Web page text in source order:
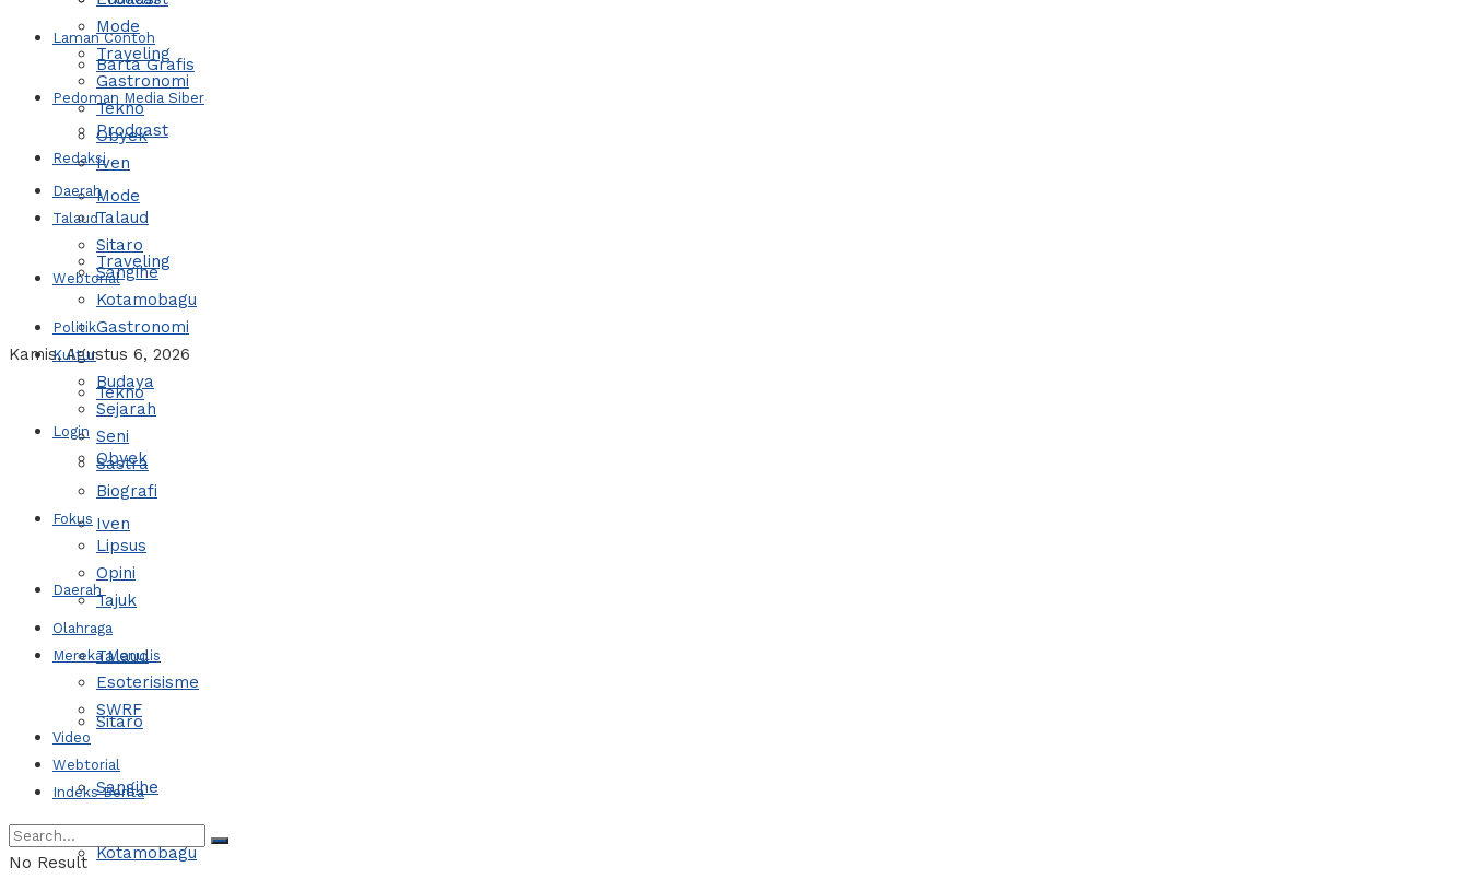
Laman Contoh
Pedoman Media Siber
Redaksi
Talaud
Webtorial
Kamis, Agustus 6, 2026
Login
Barta Grafis
Prodcast
Mode
Traveling
Gastronomi
Tekno
Obyek
Iven
Daerah
Talaud
Sitaro
Sangihe
Kotamobagu
Mode
Traveling
Gastronomi
Tekno
Obyek
Iven
Daerah
Talaud
Sitaro
Sangihe
Kotamobagu
Politik
Kultur
Budaya
Sejarah
Seni
Sastra
Biografi
Fokus
Lipsus
Opini
Tajuk
Olahraga
Mereka Menulis
Esoterisisme
SWRF
Video
Webtorial
Indeks Berita
No Result